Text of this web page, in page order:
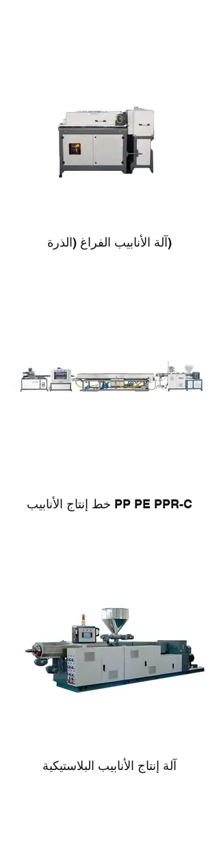
آلة الأنابيب الفراغ (الذرة)
خط إنتاج الأنابيب PP PE PPR-C
آلة إنتاج الأنابيب البلاستيكية